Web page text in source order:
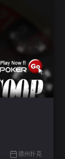
德州扑克